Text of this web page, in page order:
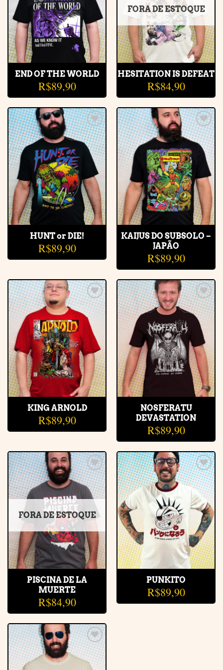
END OF THE WORLD
R$89,90
FORA DE ESTOQUE
HESITATION IS DEFEAT
R$84,90
Adicionar
à lista de
desejos
HUNT or DIE!
R$89,90
Adicionar
à lista de
desejos
KAIJUS DO SUBSOLO –
JAPÃO
R$89,90
Adicionar
à lista de
desejos
KING ARNOLD
R$89,90
Adicionar
à lista de
desejos
NOSFERATU
DEVASTATION
R$89,90
Adicionar
à lista de
desejos
FORA DE ESTOQUE
PISCINA DE LA
MUERTE
R$84,90
Adicionar
à lista de
desejos
PUNKITO
R$89,90
Adicionar
à lista de